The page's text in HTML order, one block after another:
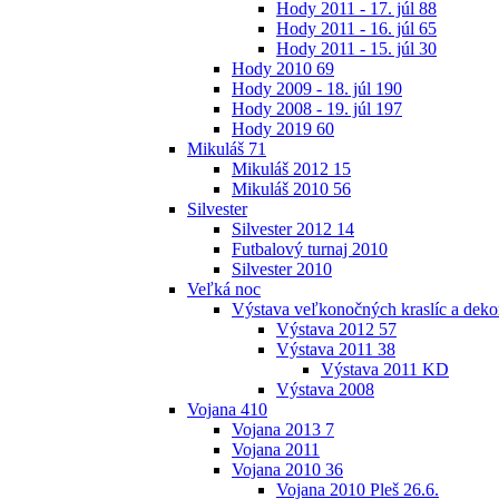
Hody 2011 - 17. júl 88
Hody 2011 - 16. júl 65
Hody 2011 - 15. júl 30
Hody 2010 69
Hody 2009 - 18. júl 190
Hody 2008 - 19. júl 197
Hody 2019 60
Mikuláš 71
Mikuláš 2012 15
Mikuláš 2010 56
Silvester
Silvester 2012 14
Futbalový turnaj 2010
Silvester 2010
Veľká noc
Výstava veľkonočných kraslíc a
Výstava 2012 57
Výstava 2011 38
Výstava 2011 KD
Výstava 2008
Vojana 410
Vojana 2013 7
Vojana 2011
Vojana 2010 36
Vojana 2010 Pleš 26.6.